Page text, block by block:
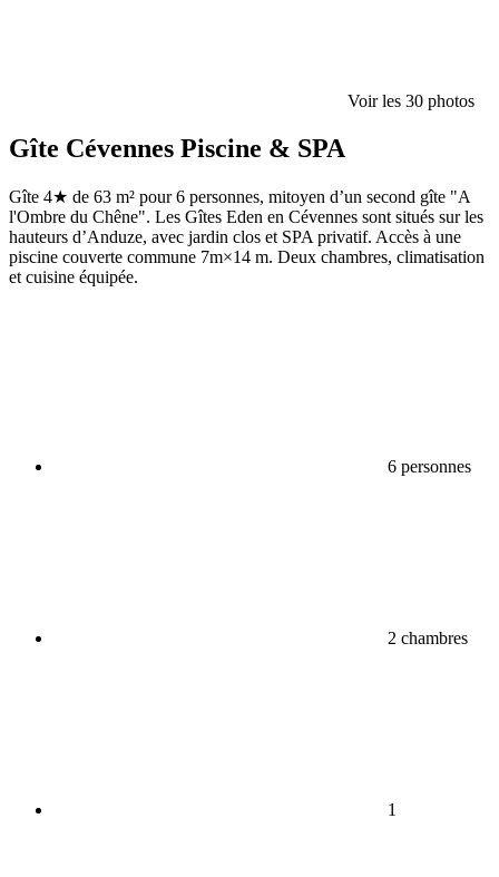
Voir les 30 photos
Gîte Cévennes Piscine & SPA
Gîte 4★ de 63 m² pour 6 personnes, mitoyen d’un second gîte "A
l'Ombre du Chêne". Les Gîtes Eden en Cévennes sont situés sur les
hauteurs d’Anduze, avec jardin clos et SPA privatif. Accès à une
piscine couverte commune 7m×14 m. Deux chambres, climatisation
et cuisine équipée.
6 personnes
2 chambres
1